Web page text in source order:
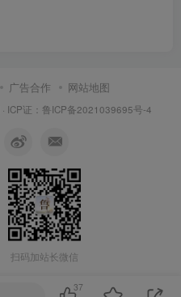
广告合作 网站地图
· ICP证： 鲁ICP备2021039695号-4
扫码加站长微信
37